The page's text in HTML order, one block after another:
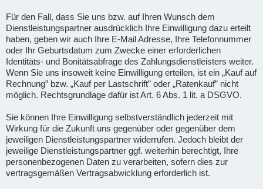
Für den Fall, dass Sie uns bzw. auf Ihren Wunsch dem
Dienstleistungspartner ausdrücklich Ihre Einwilligung dazu erteilt
haben, geben wir auch Ihre E-Mail Adresse, Ihre Telefonnummer
oder Ihr Geburtsdatum zum Zwecke einer erforderlichen
Identitäts- und Bonitätsabfrage des Zahlungsdienstleisters weiter.
Wenn Sie uns insoweit keine Einwilligung erteilen, ist ein „Kauf auf
Rechnung” bzw. „Kauf per Lastschrift” oder „Ratenkauf” nicht
möglich. Rechtsgrundlage dafür ist Art. 6 Abs. 1 lit. a DSGVO.
Sie können Ihre Einwilligung selbstverständlich jederzeit mit
Wirkung für die Zukunft uns gegenüber oder gegenüber dem
jeweiligen Dienstleistungspartner widerrufen. Jedoch bleibt der
jeweilige Dienstleistungspartner ggf. weiterhin berechtigt, Ihre
personenbezogenen Daten zu verarbeiten, sofern dies zur
vertragsgemäßen Vertragsabwicklung erforderlich ist.